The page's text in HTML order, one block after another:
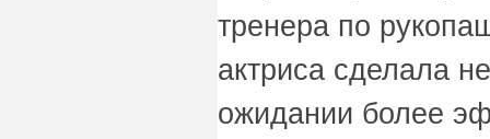
тренера по
актриса сделала
ожидании более